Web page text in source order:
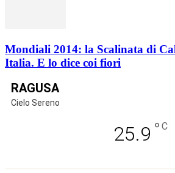
Mondiali 2014: la Scalinata di
Italia. E lo dice coi fiori
RAGUSA
Cielo Sereno
25.9 ° C